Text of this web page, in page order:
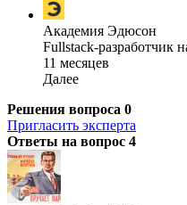
Академия Эдюсон
Fullstack-разработчик
11 месяцев
Далее
Решения вопроса 0
Пригласить эксперта
Ответы на вопрос 4